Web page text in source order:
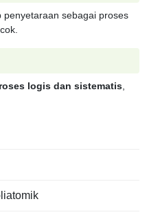
sebagai proses
logis dan sistematis